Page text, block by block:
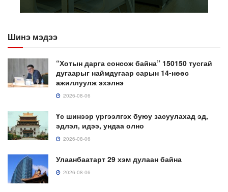
Шинэ мэдээ
“Хотын дарга сонсож байна” 150150 тусгай
дугаарыг наймдугаар сарын 14-нөөс
ажиллуулж эхэлнэ
2026-08-06
Үс шинээр үргээлгэх буюу засуулахад эд,
эдлэл, идээ, ундаа олно
2026-08-06
Улаанбаатарт 29 хэм дулаан байна
2026-08-06